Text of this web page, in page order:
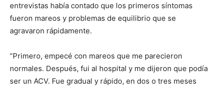
entrevistas había contado que los primeros síntomas
fueron mareos y problemas de equilibrio que se
agravaron rápidamente.
“Primero, empecé con mareos que me parecieron
normales. Después, fui al hospital y me dijeron que podía
ser un ACV. Fue gradual y rápido, en dos o tres meses